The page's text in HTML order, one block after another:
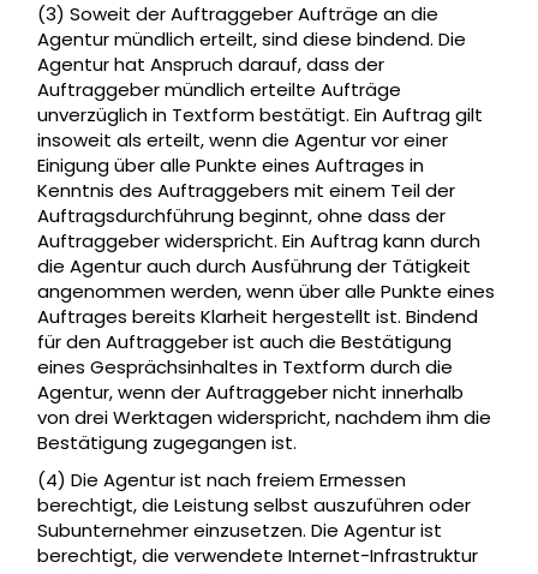
(3) Soweit der Auftraggeber Aufträge an die
Agentur mündlich erteilt, sind diese bindend. Die
Agentur hat Anspruch darauf, dass der
Auftraggeber mündlich erteilte Aufträge
unverzüglich in Textform bestätigt. Ein Auftrag gilt
insoweit als erteilt, wenn die Agentur vor einer
Einigung über alle Punkte eines Auftrages in
Kenntnis des Auftraggebers mit einem Teil der
Auftragsdurchführung beginnt, ohne dass der
Auftraggeber widerspricht. Ein Auftrag kann durch
die Agentur auch durch Ausführung der Tätigkeit
angenommen werden, wenn über alle Punkte eines
Auftrages bereits Klarheit hergestellt ist. Bindend
für den Auftraggeber ist auch die Bestätigung
eines Gesprächsinhaltes in Textform durch die
Agentur, wenn der Auftraggeber nicht innerhalb
von drei Werktagen widerspricht, nachdem ihm die
Bestätigung zugegangen ist.
(4) Die Agentur ist nach freiem Ermessen
berechtigt, die Leistung selbst auszuführen oder
Subunternehmer einzusetzen. Die Agentur ist
berechtigt, die verwendete Internet-Infrastruktur